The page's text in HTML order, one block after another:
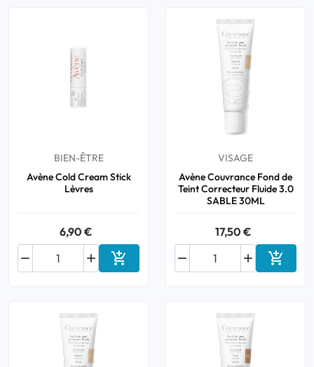
BIEN-ÊTRE
Avène Cold Cream Stick
Lèvres
6,90 €

 Ajouter au panier
VISAGE
Avène Couvrance Fond de
Teint Correcteur Fluide 3.0
SABLE 30ML
17,50 €

 